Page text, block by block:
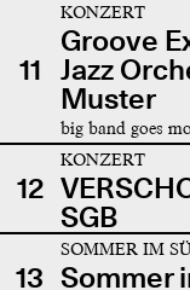
11
KONZERT
Groove
Jazz
Muster
big band goes
12
KONZERT
SGB
13
SOMMER IM
Sommer